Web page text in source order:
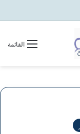
القائمة